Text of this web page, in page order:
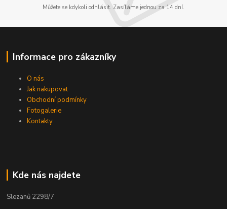
Můžete se kdykoli odhlásit. Zasíláme jednou za 14 dní.
Informace pro zákazníky
O nás
Jak nakupovat
Obchodní podmínky
Fotogalerie
Kontakty
Kde nás najdete
Slezanů 2298/7